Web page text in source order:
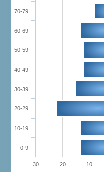
0-9
10-19
20-29
30-39
40-49
50-59
60-69
70-79
30 20 10